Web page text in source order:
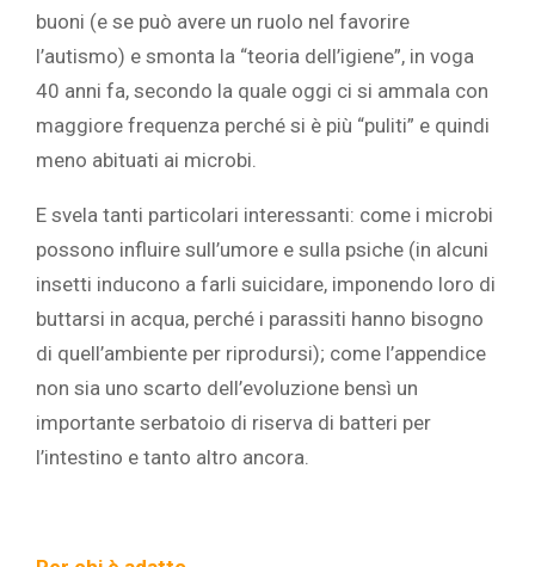
buoni (e se può avere un ruolo nel favorire
l’autismo) e smonta la “teoria dell’igiene”, in voga
40 anni fa, secondo la quale oggi ci si ammala con
maggiore frequenza perché si è più “puliti” e quindi
meno abituati ai microbi.
E svela tanti particolari interessanti: come i microbi
possono influire sull’umore e sulla psiche (in alcuni
insetti inducono a farli suicidare, imponendo loro di
buttarsi in acqua, perché i parassiti hanno bisogno
di quell’ambiente per riprodursi); come l’appendice
non sia uno scarto dell’evoluzione bensì un
importante serbatoio di riserva di batteri per
l’intestino e tanto altro ancora.